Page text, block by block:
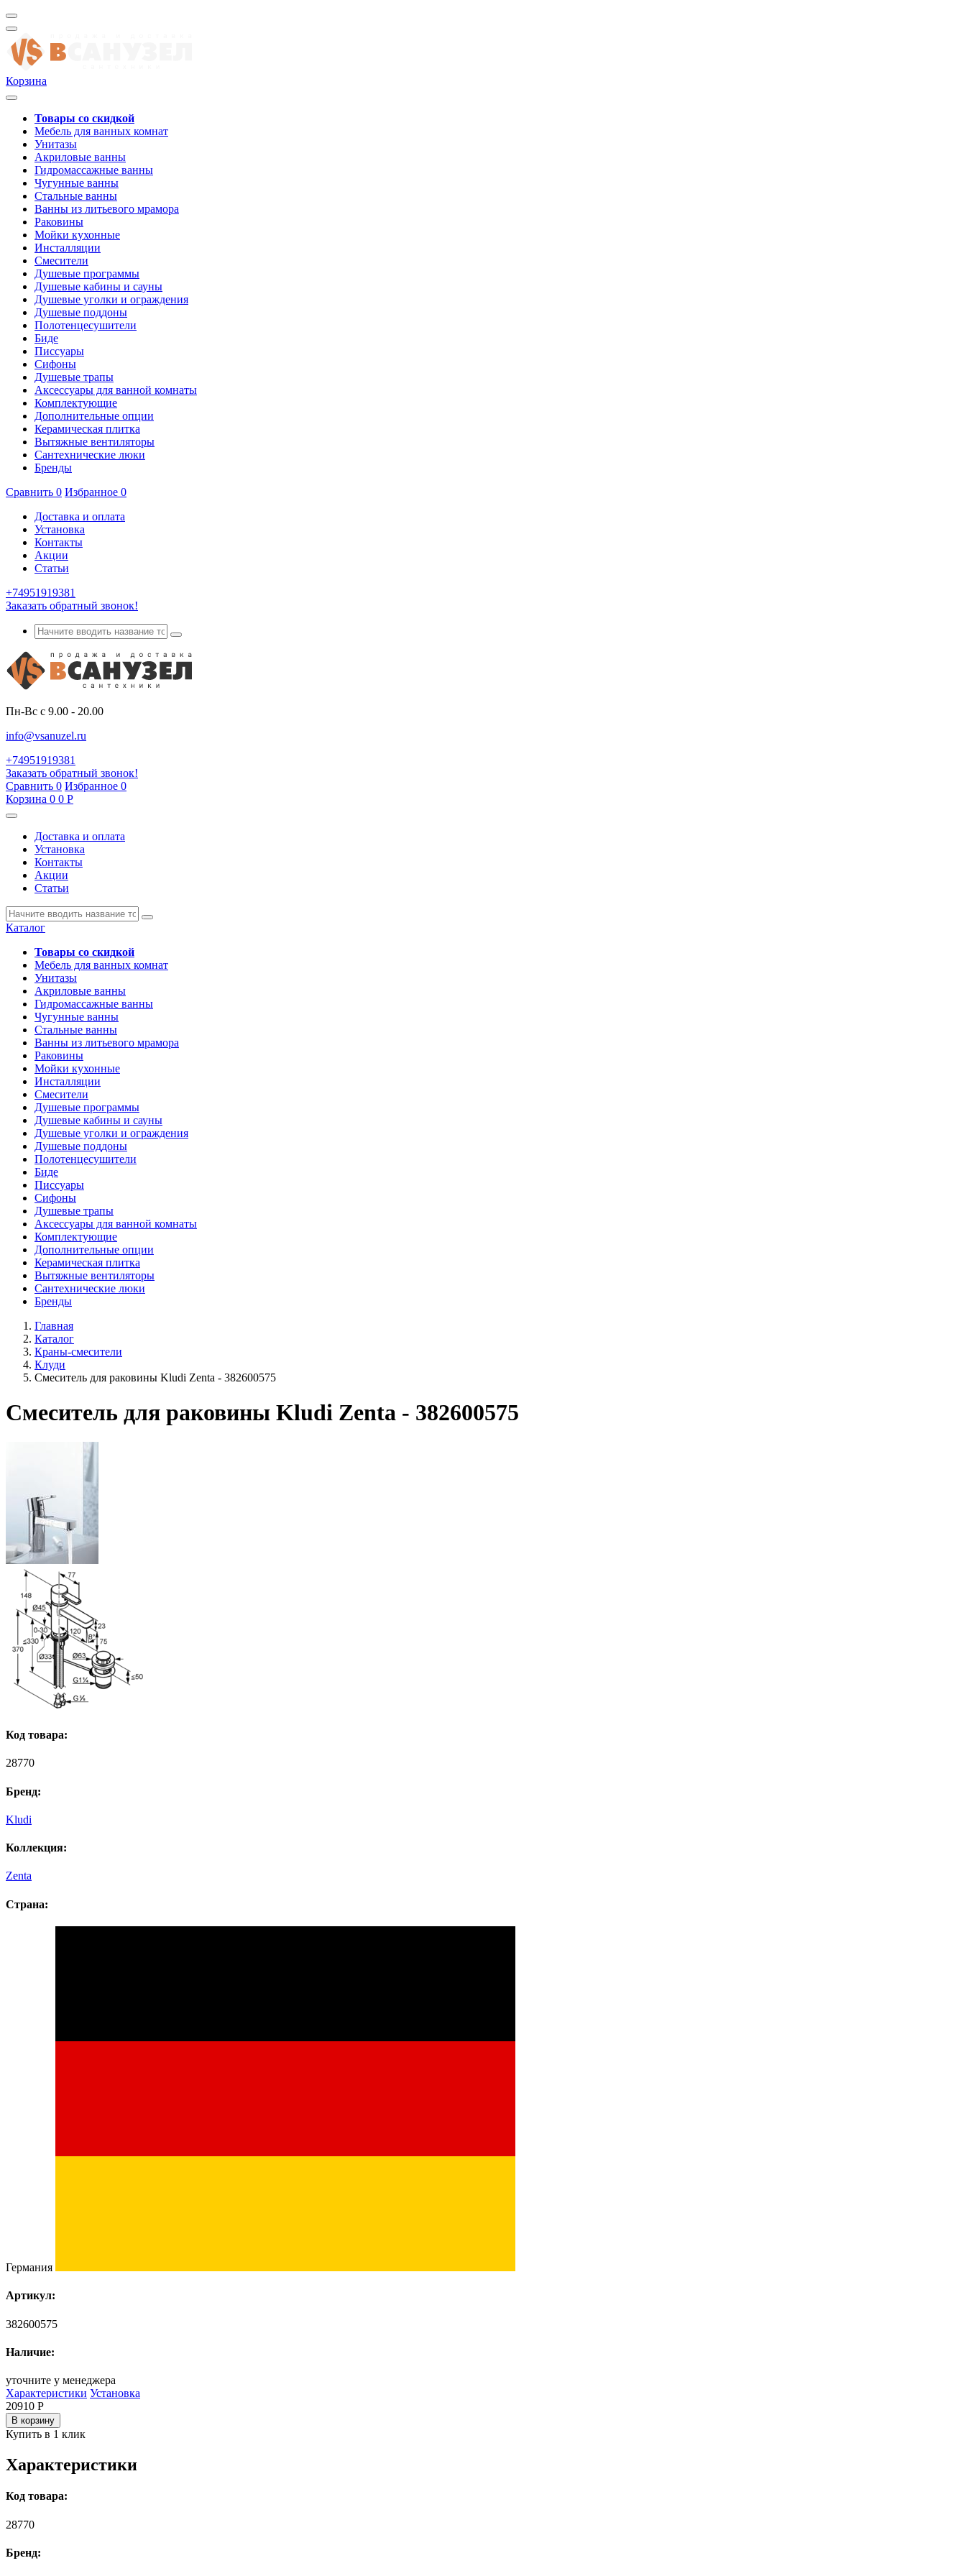
Корзина
Товары со скидкой
Мебель для ванных комнат
Унитазы
Акриловые ванны
Гидромассажные ванны
Чугунные ванны
Стальные ванны
Ванны из литьевого мрамора
Раковины
Мойки кухонные
Инсталляции
Смесители
Душевые программы
Душевые кабины и сауны
Душевые уголки и ограждения
Душевые поддоны
Полотенцесушители
Биде
Писсуары
Сифоны
Душевые трапы
Аксессуары для ванной комнаты
Комплектующие
Дополнительные опции
Керамическая плитка
Вытяжные вентиляторы
Сантехнические люки
Бренды
Сравнить 0 Избранное 0
Доставка и оплата
Установка
Контакты
Акции
Статьи
+74951919381
Заказать обратный звонок!
Пн-Вс с 9.00 - 20.00
info@vsanuzel.ru
+74951919381
Заказать обратный звонок!
Сравнить 0 Избранное 0
Корзина 0 0 Р
Доставка и оплата
Установка
Контакты
Акции
Статьи
Каталог
Товары со скидкой
Мебель для ванных комнат
Унитазы
Акриловые ванны
Гидромассажные ванны
Чугунные ванны
Стальные ванны
Ванны из литьевого мрамора
Раковины
Мойки кухонные
Инсталляции
Смесители
Душевые программы
Душевые кабины и сауны
Душевые уголки и ограждения
Душевые поддоны
Полотенцесушители
Биде
Писсуары
Сифоны
Душевые трапы
Аксессуары для ванной комнаты
Комплектующие
Дополнительные опции
Керамическая плитка
Вытяжные вентиляторы
Сантехнические люки
Бренды
Главная
Каталог
Краны-смесители
Клуди
Смеситель для раковины Kludi Zenta - 382600575
Смеситель для раковины Kludi Zenta - 382600575
Код товара:
28770
Бренд:
Kludi
Коллекция:
Zenta
Страна:
Германия
Артикул:
382600575
Наличие:
уточните у менеджера
Характеристики Установка
20910 Р
В корзину
Купить в 1 клик
Характеристики
Код товара:
28770
Бренд: